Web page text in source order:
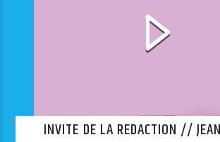
INVITE DE LA REDACTION //